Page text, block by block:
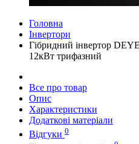
Головна
Інвертори
Гібридний інвертор
12кВт трифазний
Все про товар
Опис
Характеристики
Додаткові матеріали
Відгуки 0